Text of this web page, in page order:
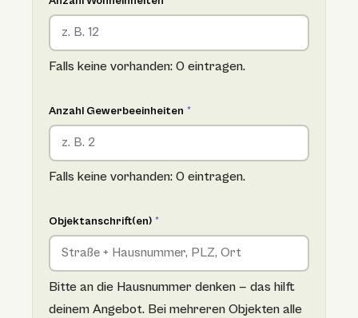
Falls keine vorhanden: 0 eintragen.
Anzahl Gewerbeeinheiten *
Falls keine vorhanden: 0 eintragen.
Objektanschrift(en) *
Bitte an die Hausnummer denken — das hilft
deinem Angebot. Bei mehreren Objekten alle